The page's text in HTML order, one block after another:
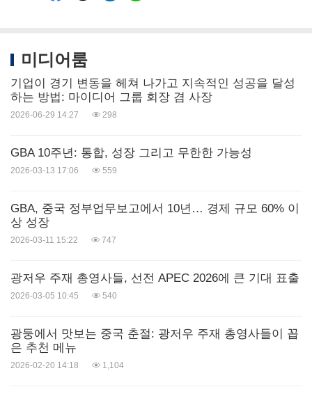
미디어룸
기업이 경기 변동을 헤쳐 나가고 지속적인 성공을 달성
하는 방법: 마이디어 그룹 회장 겸 사장
2026-06-29 14:27 298
GBA 10주년: 통합, 성장 그리고 무한한 가능성
2026-03-13 17:06 559
GBA, 중국 정부업무보고에서 10년… 경제 규모 60% 이
상 성장
2026-03-11 15:22 747
광저우 주재 총영사들, 선전 APEC 2026에 큰 기대 표출
2026-03-05 10:45 540
광둥에서 맛보는 중국 춘절: 광저우 주재 총영사들이 꼽
은 추천 메뉴
2026-02-20 14:18 1,104